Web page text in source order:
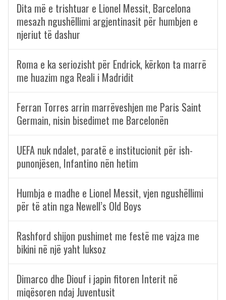
Dita më e trishtuar e Lionel Messit, Barcelona
mesazh ngushëllimi argjentinasit për humbjen e
njeriut të dashur
Roma e ka seriozisht për Endrick, kërkon ta marrë
me huazim nga Reali i Madridit
Ferran Torres arrin marrëveshjen me Paris Saint
Germain, nisin bisedimet me Barcelonën
UEFA nuk ndalet, paratë e institucionit për ish-
punonjësen, Infantino nën hetim
Humbja e madhe e Lionel Messit, vjen ngushëllimi
për të atin nga Newell’s Old Boys
Rashford shijon pushimet me festë me vajza me
bikini në një yaht luksoz
Dimarco dhe Diouf i japin fitoren Interit në
miqësoren ndaj Juventusit